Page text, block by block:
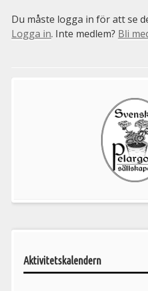
Du måste logga in för att se
Logga in. Inte medlem? Bli
Aktivitetskalendern